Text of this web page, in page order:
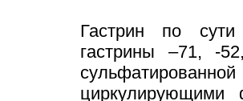
Гастрин по сути
гастрины –71, -
циркулирующими